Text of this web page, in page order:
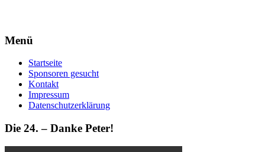
Menü
Startseite
Sponsoren gesucht
Kontakt
Impressum
Datenschutzerklärung
Die 24. – Danke Peter!